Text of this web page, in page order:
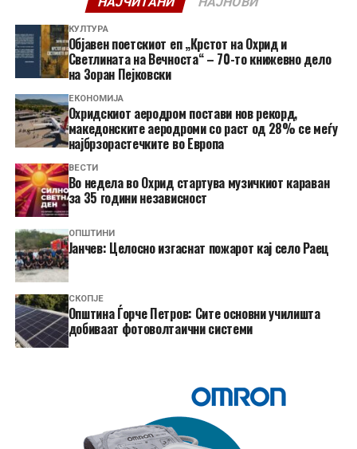
КУЛТУРА
Објавен поетскиот еп „Крстот на Охрид и
Светлината на Вечноста“ – 70-то книжевно дело
на Зоран Пејковски
ЕКОНОМИЈА
Охридскиот аеродром постави нов рекорд,
македонските аеродроми со раст од 28% се меѓу
најбрзорастечките во Европа
ВЕСТИ
Во недела во Охрид стартува музичкиот караван
за 35 години независност
ОПШТИНИ
Јанчев: Целосно изгаснат пожарот кај село Раец
СКОПЈЕ
Општина Ѓорче Петров: Сите основни училишта
добиваат фотоволтаични системи